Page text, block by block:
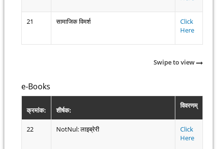
21 सामाजिक विमर्श
Click
Here
Swipe to view
e-Books
क्रमांक: शीर्षक:
विवरणम्
22 NotNul: लाइब्रेरी
Click
Here